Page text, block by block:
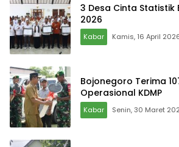
3 Desa Cinta
2026
Kabar Kamis, 16 April
Bojonegoro Terima
Operasional KDMP
Kabar Senin, 30 Maret